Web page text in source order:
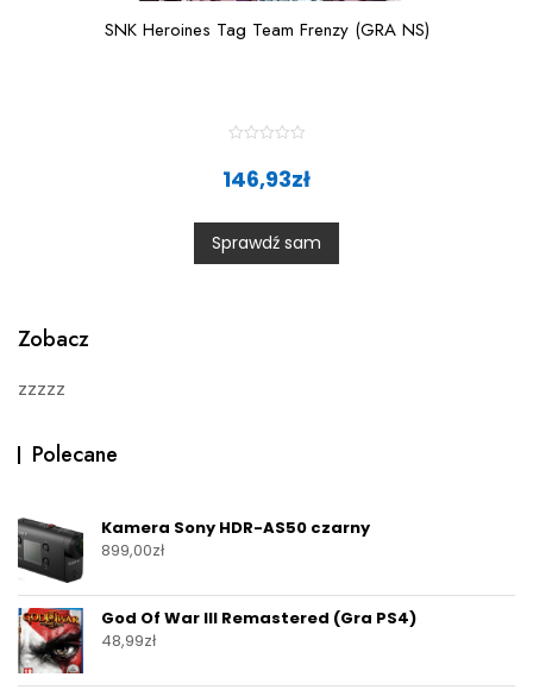
SNK Heroines Tag Team Frenzy (GRA NS)
0
o
u
t
146,93zł
Sprawdź sam
Zobacz
zzzzz
Polecane
Kamera Sony HDR-AS50 czarny
899,00zł
God Of War III Remastered (Gra PS4)
48,99zł